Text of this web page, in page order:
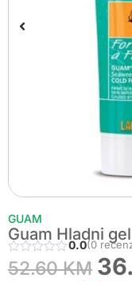
GUAM
Guam Hladni
0.0(0
52.60KM